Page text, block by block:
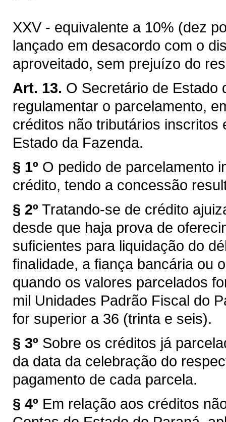
XXV - equivalente a 10% (dez
lançado em desacordo com o
aproveitado, sem prejuízo do
Art. 13. O Secretário de Estado
regulamentar o parcelamento,
créditos não tributários
Estado da Fazenda.
§ 1º O pedido de parcelamento
crédito, tendo a concessão
§ 2º Tratando-se de crédito
desde que haja prova de
suficientes para liquidação do
finalidade, a fiança bancária ou
quando os valores parcelados
mil Unidades Padrão Fiscal do
for superior a 36 (trinta e seis).
§ 3º Sobre os créditos já
da data da celebração do
pagamento de cada parcela.
§ 4º Em relação aos créditos